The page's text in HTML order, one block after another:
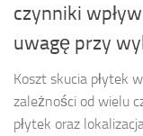
czynniki
uwagę przy
Koszt skucia płytek
zależności od wielu
płytek oraz